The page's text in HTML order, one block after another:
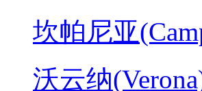
坎帕尼亚
沃云纳